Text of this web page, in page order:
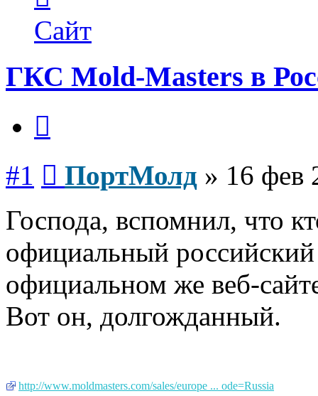
пользователя
ПортМолд
Сайт
ГКС Mold-Masters в
#1 ПортМолд » 16 фев
Господа, вспомнил, что
официальный
официальном же веб-
Вот он, долгожданный.
http://www.moldmasters.com/sales/europe ... ode=Russia